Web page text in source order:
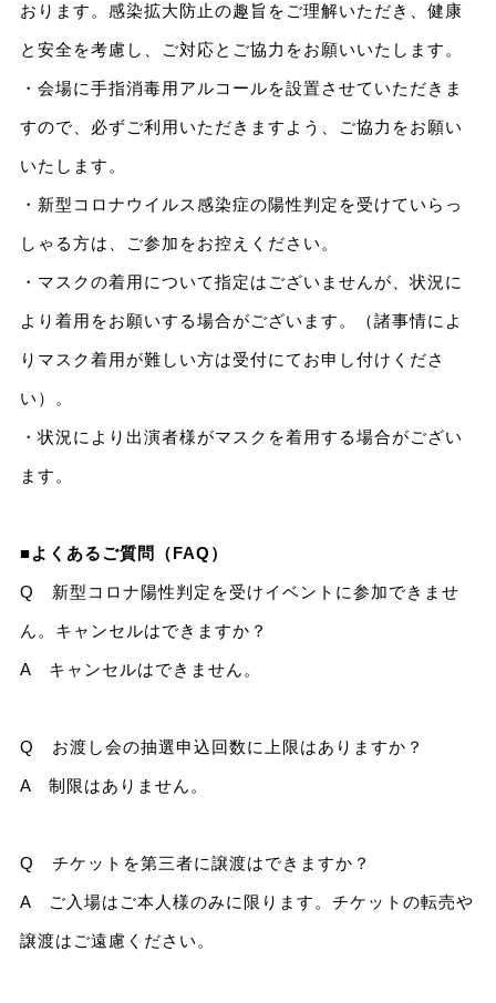
おります。感染拡大防止の趣旨をご理解いただき、健康
と安全を考慮し、ご対応とご協力をお願いいたします。
・会場に手指消毒用アルコールを設置させていただきま
すので、必ずご利用いただきますよう、ご協力をお願い
いたします。
・新型コロナウイルス感染症の陽性判定を受けていらっ
しゃる方は、ご参加をお控えください。
・マスクの着用について指定はございませんが、状況に
より着用をお願いする場合がございます。（諸事情によ
りマスク着用が難しい方は受付にてお申し付けくださ
い）。
・状況により出演者様がマスクを着用する場合がござい
ます。
■よくあるご質問（FAQ）
Q 新型コロナ陽性判定を受けイベントに参加できませ
ん。キャンセルはできますか？
A キャンセルはできません。
Q お渡し会の抽選申込回数に上限はありますか？
A 制限はありません。
Q チケットを第三者に譲渡はできますか？
A ご入場はご本人様のみに限ります。チケットの転売や
譲渡はご遠慮ください。